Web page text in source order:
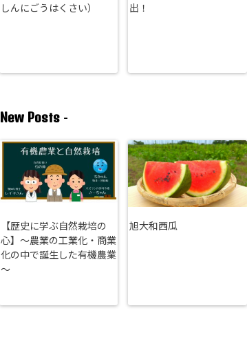
しんにごうはくさい）
出！
New Posts -
【歴史に学ぶ自然栽培の
心】～農業の工業化・商業
化の中で誕生した有機農業
～
旭大和西瓜